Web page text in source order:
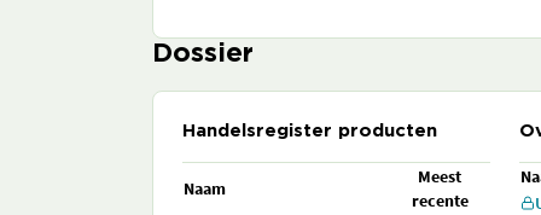
Dossier
Handelsregister producten
Naam
Meest
recente